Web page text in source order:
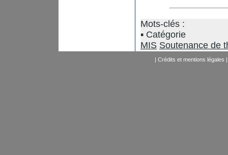
Mots-clés :
Catégorie
MIS Soutenance de
| Crédits et mentions légales